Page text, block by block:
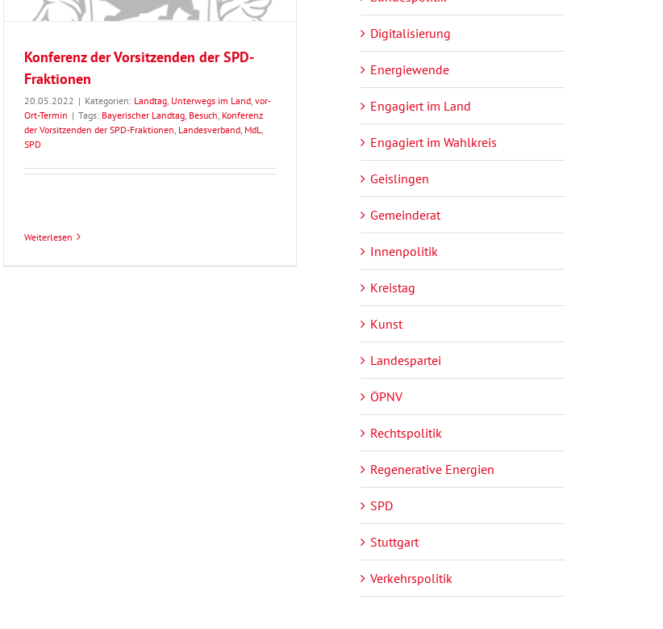
Konferenz der Vorsitzenden der SPD-
Fraktionen
20.05.2022 | Kategorien: Landtag Unterwegs im Land vor-
Ort-Termin | Tags: Bayerischer Landtag Besuch Konferenz
der Vorsitzenden der SPD-Fraktionen Landesverband MdL
SPD
Weiterlesen
Digitalisierung
Energiewende
Engagiert im Land
Engagiert im Wahlkreis
Geislingen
Gemeinderat
Innenpolitik
Kreistag
Kunst
Landespartei
ÖPNV
Rechtspolitik
Regenerative Energien
SPD
Stuttgart
Verkehrspolitik